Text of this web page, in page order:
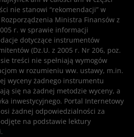
nie stanowi “rekomendacji” w
Ministra Finansów z
r. w sprawie informacji
dotyczące instrumentów
(Dz.U. z 2005 r. Nr 206, poz.
treści nie spełniają wymogów
w rozumieniu ww. ustawy, m.in.
wyceny żadnego instrumentu
się na żadnej metodzie wyceny, a
inwestycyjnego. Portal Internetowy
żadnej odpowiedzialności za
na podstawie lektury